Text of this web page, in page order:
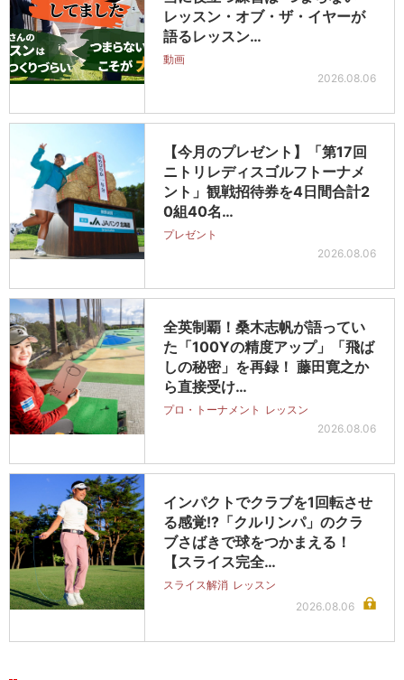
レッスン・オブ・ザ・イヤーが
語るレッスン…
動画
2026.08.06
【今月のプレゼント】「第17回
ニトリレディスゴルフトーナメ
ント」観戦招待券を4日間合計2
0組40名…
プレゼント
2026.08.06
全英制覇！桑木志帆が語ってい
た「100Yの精度アップ」「飛ば
しの秘密」を再録！ 藤田寛之か
ら直接受け…
プロ・トーナメント レッスン
2026.08.06
インパクトでクラブを1回転させ
る感覚!?「クルリンパ」のクラ
ブさばきで球をつかまえる！
【スライス完全…
スライス解消 レッスン
2026.08.06